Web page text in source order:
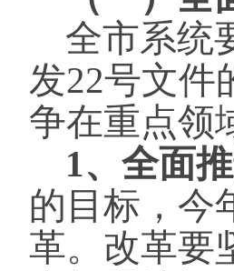
全市系统
发22号文件
争在重点领
1、全面
的目标，今
革。改革要